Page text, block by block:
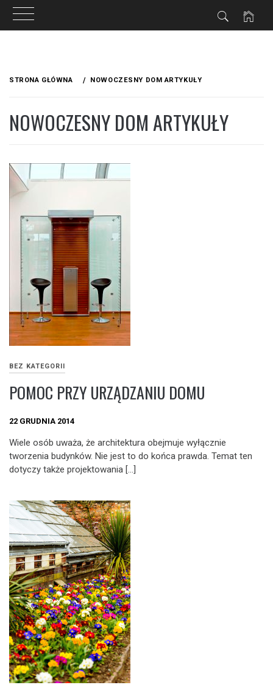
STRONA GŁÓWNA NOWOCZESNY DOM ARTYKUŁY
NOWOCZESNY DOM ARTYKUŁY
BEZ KATEGORII
POMOC PRZY URZĄDZANIU DOMU
22 GRUDNIA 2014
Wiele osób uważa, że architektura obejmuje wyłącznie
tworzenia budynków. Nie jest to do końca prawda. Temat ten
dotyczy także projektowania […]